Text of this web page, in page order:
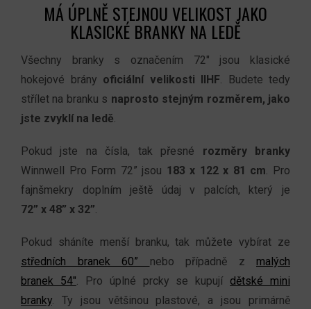
MÁ ÚPLNĚ STEJNOU VELIKOST JAKO
KLASICKÉ BRANKY NA LEDĚ
Všechny branky s označením 72" jsou klasické
hokejové brány oficiální velikosti IIHF. Budete tedy
střílet na branku s naprosto stejným rozměrem, jako
jste zvyklí na ledě.
Pokud jste na čísla, tak přesné rozměry branky
Winnwell Pro Form 72” jsou 183 x 122 x 81 cm. Pro
fajnšmekry doplním ještě údaj v palcích, který je
72” x 48” x 32”.
Pokud sháníte menší branku, tak můžete vybírat ze
středních branek 60” nebo případně z malých
branek 54". Pro úplné prcky se kupují dětské mini
branky. Ty jsou většinou plastové, a jsou primárně